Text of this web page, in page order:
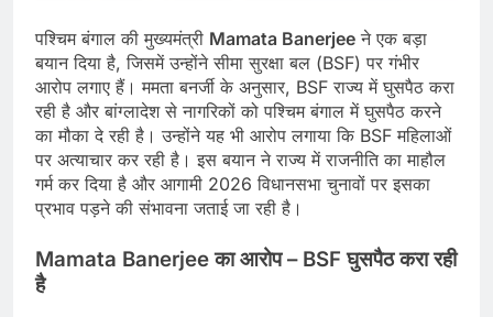
पश्चिम बंगाल की मुख्यमंत्री Mamata Banerjee ने एक बड़ा
बयान दिया है, जिसमें उन्होंने सीमा सुरक्षा बल (BSF) पर गंभीर
आरोप लगाए हैं। ममता बनर्जी के अनुसार, BSF राज्य में घुसपैठ करा
रही है और बांग्लादेश से नागरिकों को पश्चिम बंगाल में घुसपैठ करने
का मौका दे रही है। उन्होंने यह भी आरोप लगाया कि BSF महिलाओं
पर अत्याचार कर रही है। इस बयान ने राज्य में राजनीति का माहौल
गर्म कर दिया है और आगामी 2026 विधानसभा चुनावों पर इसका
प्रभाव पड़ने की संभावना जताई जा रही है।
Mamata Banerjee का आरोप – BSF घुसपैठ करा रही
है